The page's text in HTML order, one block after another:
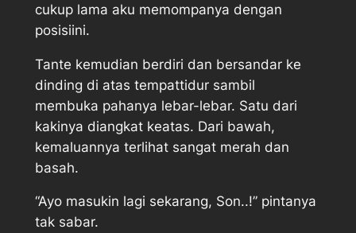
cukup lama aku memompanya dengan
posisiini.
Tante kemudian berdiri dan bersandar ke
dinding di atas tempattidur sambil
membuka pahanya lebar-lebar. Satu dari
kakinya diangkat keatas. Dari bawah,
kemaluannya terlihat sangat merah dan
basah.
“Ayo masukin lagi sekarang, Son..!” pintanya
tak sabar.